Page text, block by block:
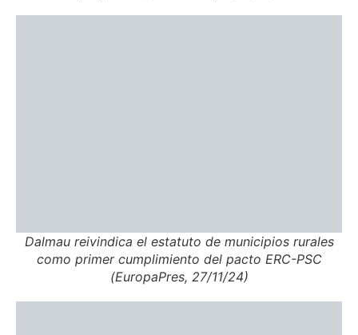
Dalmau reivindica el estatuto de municipios rurales
como primer cumplimiento del pacto ERC-PSC
(EuropaPres, 27/11/24)